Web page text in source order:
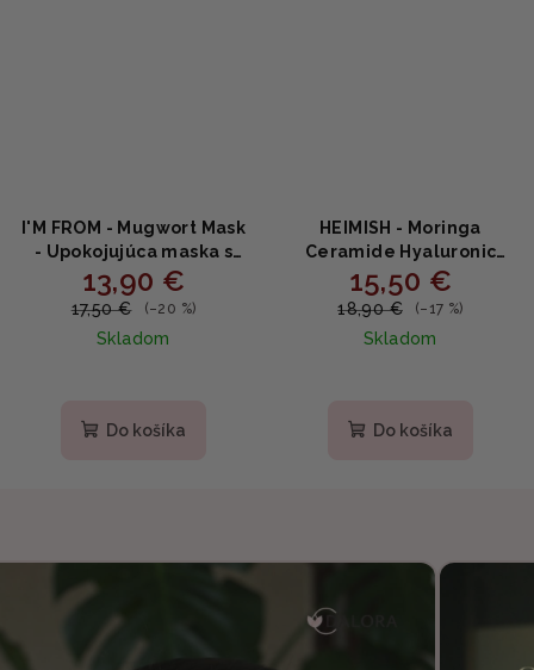
I'M FROM - Mugwort Mask
- Upokojujúca maska s
palinou pre citlivú pleť
70g
13,90 €
17,50 € (–20 %)
Skladom
Do košíka
HEIMISH - Moringa
Ceramide Hyaluronic
Hydrating Cream -
Hydratačný krém s
moringou, ceramidmi a
kyselinou hyalurónovou
15,50 €
18,90 € (–17 %)
Skladom
Do košíka